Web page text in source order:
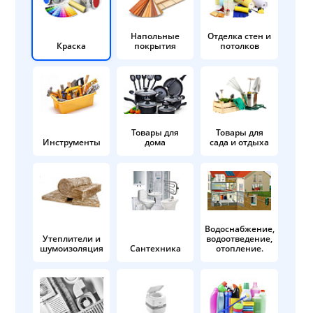
Краска
Напольные
покрытия
Отделка стен и
потолков
Инструменты
Товары для
дома
Товары для
сада и отдыха
Утеплители и
шумоизоляция
Сантехника
Водоснабжение,
водоотведение,
отопление.